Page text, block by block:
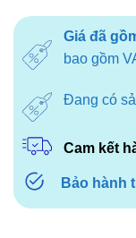
Giá đã
bao gồm
Đang có
Cam kết
Bảo hành